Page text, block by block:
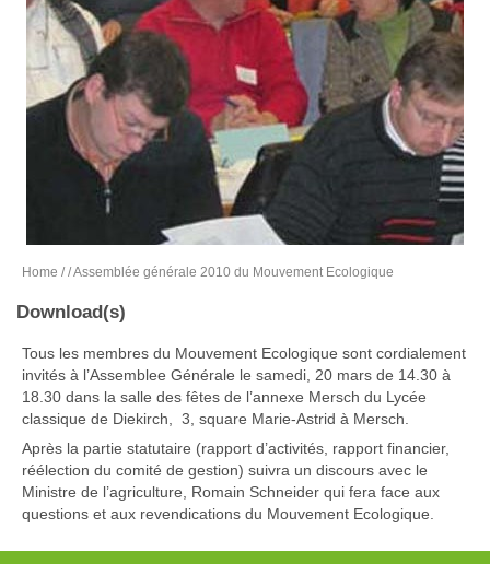
Home // Assemblée générale 2010 du Mouvement Ecologique
Download(s)
Tous les membres du Mouvement Ecologique sont cordialement
invités à l’Assemblee Générale le samedi, 20 mars de 14.30 à
18.30 dans la salle des fêtes de l’annexe Mersch du Lycée
classique de Diekirch, 3, square Marie-Astrid à Mersch.
Après la partie statutaire (rapport d’activités, rapport financier,
réélection du comité de gestion) suivra un discours avec le
Ministre de l’agriculture, Romain Schneider qui fera face aux
questions et aux revendications du Mouvement Ecologique.